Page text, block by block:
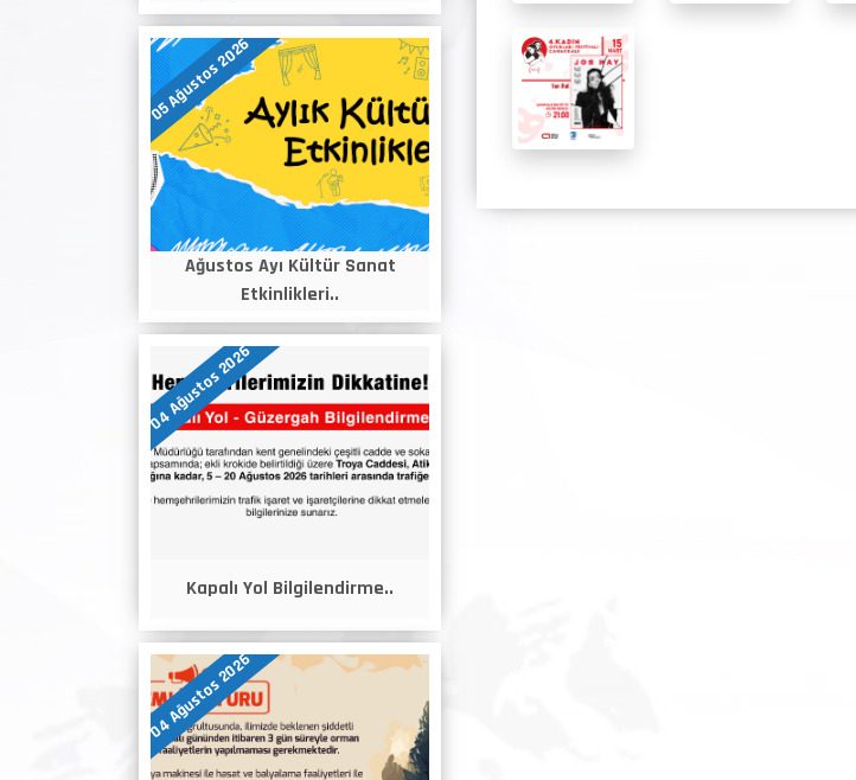
05 Ağustos 2026
Ağustos Ayı Kültür Sanat
Etkinlikleri..
04 Ağustos 2026
Kapalı Yol Bilgilendirme..
04 Ağustos 2026